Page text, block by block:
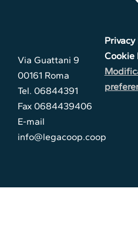
Via Guattani 9
00161 Roma
Tel. 06844391
Fax 0684439406
E-mail
info@legacoop.coop
Privacy
Cookie